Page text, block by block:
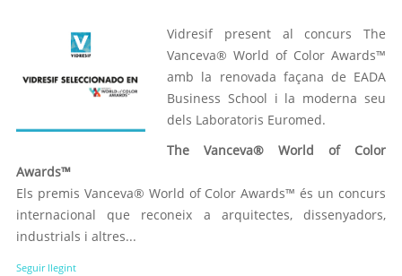
Vidresif present al concurs The
Vanceva® World of Color Awards™
amb la renovada façana de EADA
Business School i la moderna seu
dels Laboratoris Euromed.
The Vanceva® World of Color
Awards™
Els premis Vanceva® World of Color Awards™ és un concurs
internacional que reconeix a arquitectes, dissenyadors,
industrials i altres...
Seguir llegint